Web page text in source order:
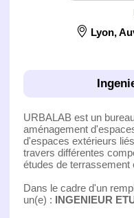
Lyon,
URBALAB est un
aménagement
d'espaces extérieurs
travers différentes
études de terrassement
Dans le cadre d'un
un(e) : INGENIEUR